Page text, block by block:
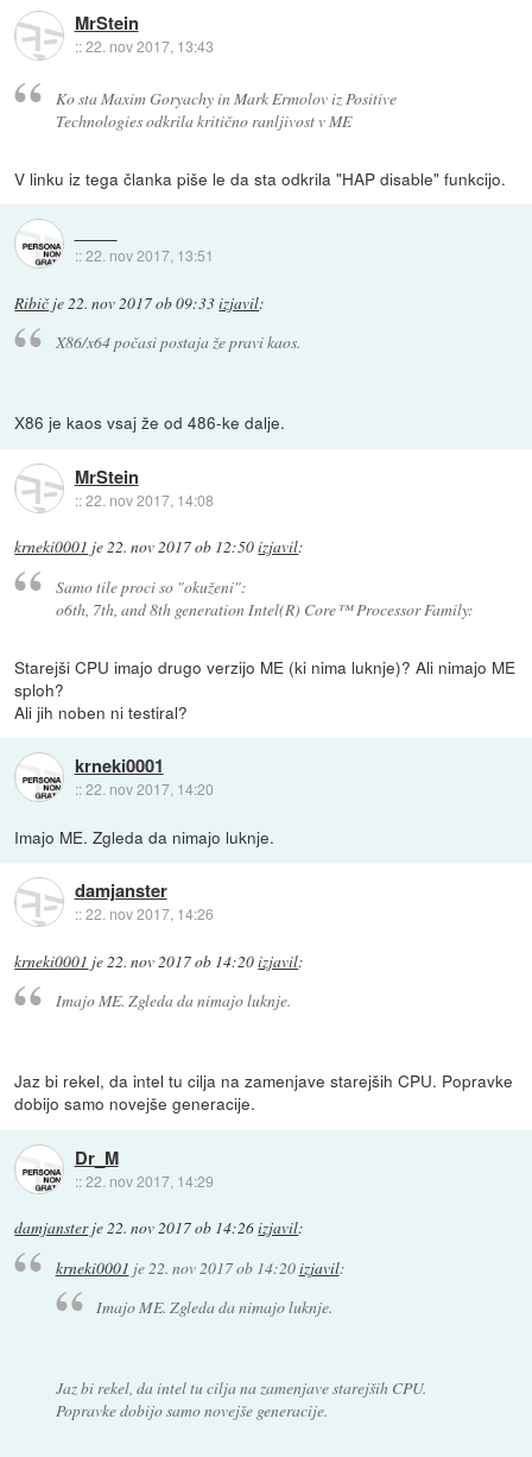
MrStein
::22. nov 2017, 13:43
Ko sta Maxim Goryachy in Mark Ermolov iz Positive
Technologies odkrila kritično ranljivost v ME
V linku iz tega članka piše le da sta odkrila "HAP disable" funkcijo.
::22. nov 2017, 13:51
Ribičje22. nov 2017 ob 09:33izjavil:
X86/x64 počasi postaja že pravi kaos.
X86 je kaos vsaj že od 486-ke dalje.
MrStein
::22. nov 2017, 14:08
krneki0001 je22. nov 2017 ob 12:50izjavil:
Samo tile proci so "okuženi":
o6th, 7th, and 8th generation Intel(R) Core™ Processor Family:
Starejši CPU imajo drugo verzijo ME (ki nima luknje)? Ali nimajo ME
sploh?
Ali jih noben ni testiral?
krneki0001
::22. nov 2017, 14:20
Imajo ME. Zgleda da nimajo luknje.
damjanster
::22. nov 2017, 14:26
krneki0001 je22. nov 2017 ob 14:20izjavil:
Imajo ME. Zgleda da nimajo luknje.
Jaz bi rekel, da intel tu cilja na zamenjave starejših CPU. Popravke
dobijo samo novejše generacije.
Dr_M
::22. nov 2017, 14:29
damjansterje22. nov 2017 ob 14:26izjavil:
krneki0001 je22. nov 2017 ob 14:20izjavil:
Imajo ME. Zgleda da nimajo luknje.
Jaz bi rekel, da intel tu cilja na zamenjave starejših CPU.
Popravke dobijo samo novejše generacije.